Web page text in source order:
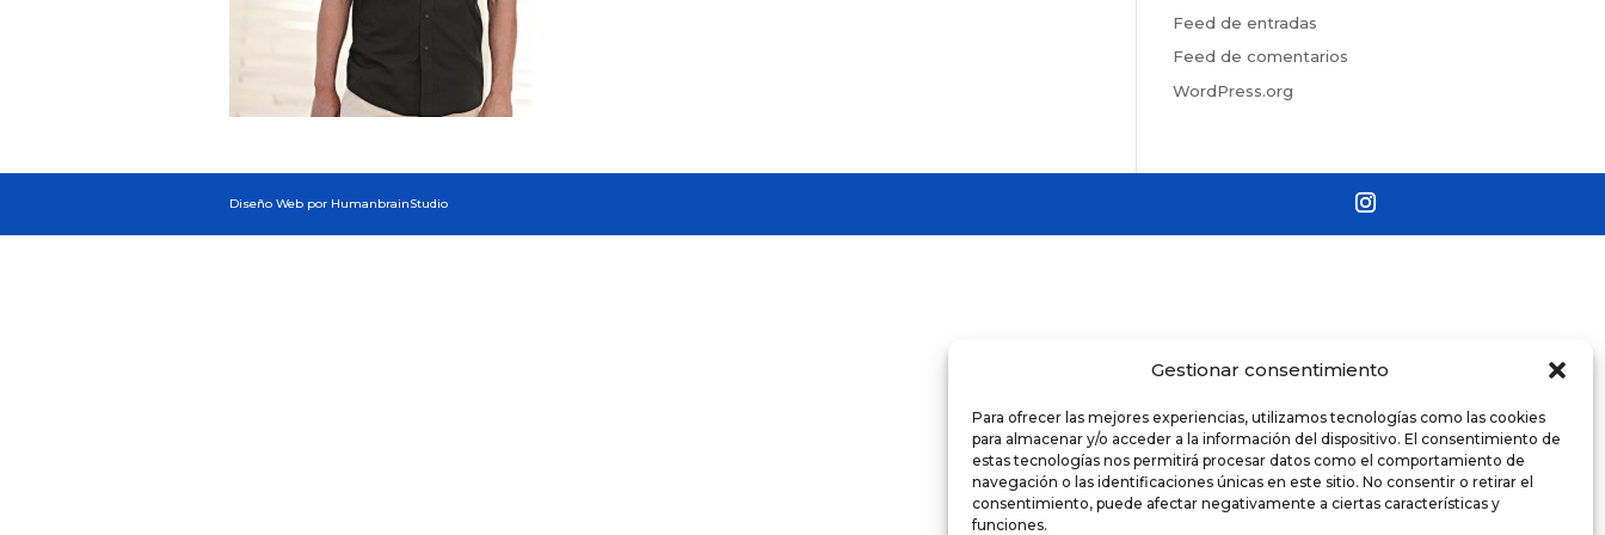
Gestionar consentimiento
Para ofrecer las mejores experiencias, utilizamos tecnologías como las cookies
para almacenar y/o acceder a la información del dispositivo. El consentimiento de
estas tecnologías nos permitirá procesar datos como el comportamiento de
navegación o las identificaciones únicas en este sitio. No consentir o retirar el
consentimiento, puede afectar negativamente a ciertas características y
funciones.
Feed de entradas
Feed de comentarios
WordPress.org
Diseño Web por HumanbrainStudio